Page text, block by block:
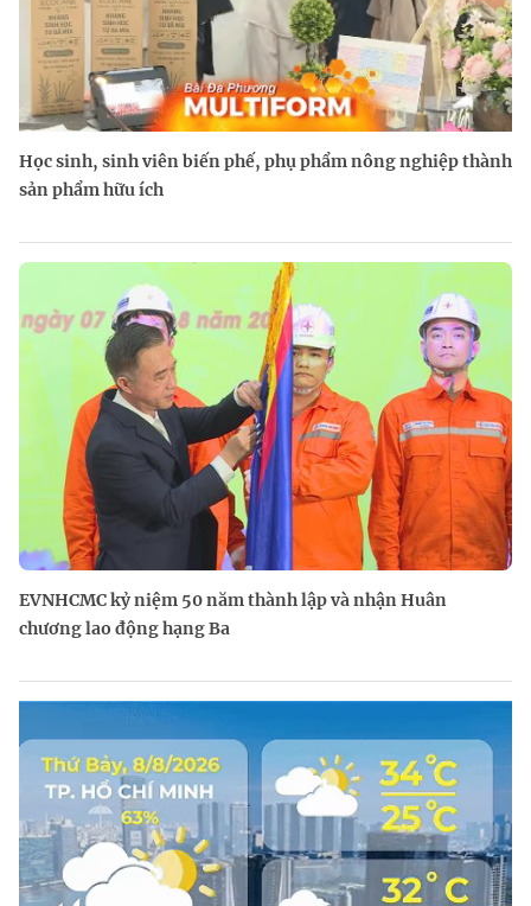
Học sinh, sinh viên biến phế, phụ phẩm nông nghiệp thành
sản phẩm hữu ích
EVNHCMC kỷ niệm 50 năm thành lập và nhận Huân
chương lao động hạng Ba